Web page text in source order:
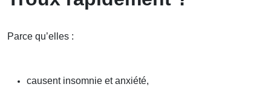
Parce qu’elles :
causent insomnie et anxiété,